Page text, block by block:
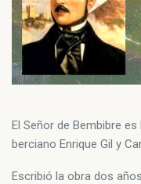
El Señor de Bembibre
berciano Enrique Gil y
Escribió la obra dos